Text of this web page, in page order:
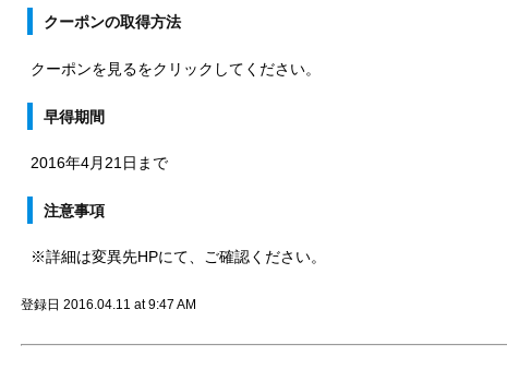
クーポンの取得方法
クーポンを見るをクリックしてください。
早得期間
2016年4月21日まで
注意事項
※詳細は変異先HPにて、ご確認ください。
登録日 2016.04.11 at 9:47 AM